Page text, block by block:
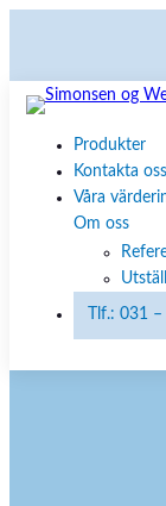
Produkter
Kontakta oss
Våra
Om oss
Tlf.: 031